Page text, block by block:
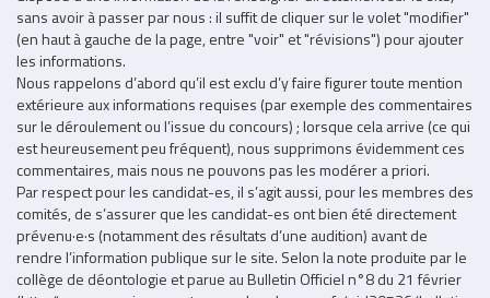
sans avoir à passer par nous : il suffit de cliquer sur le volet "modifier"
(en haut à gauche de la page, entre "voir" et "révisions") pour ajouter
les informations.
Nous rappelons d’abord qu’il est exclu d’y faire figurer toute mention
extérieure aux informations requises (par exemple des commentaires
sur le déroulement ou l’issue du concours) ; lorsque cela arrive (ce qui
est heureusement peu fréquent), nous supprimons évidemment ces
commentaires, mais nous ne pouvons pas les modérer a priori.
Par respect pour les candidat-es, il s’agit aussi, pour les membres des
comités, de s’assurer que les candidat-es ont bien été directement
prévenu·e·s (notamment des résultats d’une audition) avant de
rendre l’information publique sur le site. Selon la note produite par le
collège de déontologie et parue au Bulletin Officiel n°8 du 21 février